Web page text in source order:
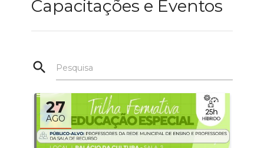
Capacitações e Eventos
search Pesquisa
27
AGO